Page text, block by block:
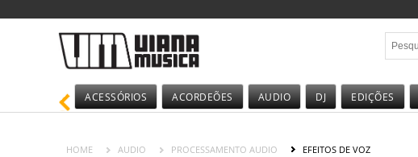
ACESSÓRIOS ACORDEÕES AUDIO DJ EDIÇÕES
HOME AUDIO PROCESSAMENTO AUDIO EFEITOS DE VOZ